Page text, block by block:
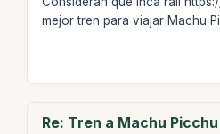
mejor tren para viajar Machu
Re: Tren a Machu Picchu